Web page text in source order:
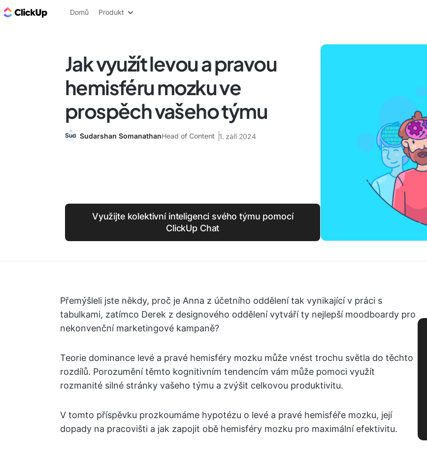
ClickUp blog
Domů Produkt
Jak využít levou a pravou
hemisféru mozku ve
prospěch vašeho týmu
Sudarshan SomanathanHead of Content 1. září 2024
Využijte kolektivní inteligenci svého týmu pomocí
ClickUp Chat
Přemýšleli jste někdy, proč je Anna z účetního oddělení tak vynikající v práci s
tabulkami, zatímco Derek z designového oddělení vytváří ty nejlepší moodboardy pro
nekonvenční marketingové kampaně?
Teorie dominance levé a pravé hemisféry mozku může vnést trochu světla do těchto
rozdílů. Porozumění těmto kognitivním tendencím vám může pomoci využít
rozmanité silné stránky vašeho týmu a zvýšit celkovou produktivitu.
V tomto příspěvku prozkoumáme hypotézu o levé a pravé hemisféře mozku, její
dopady na pracovišti a jak zapojit obě hemisféry mozku pro maximální efektivitu.